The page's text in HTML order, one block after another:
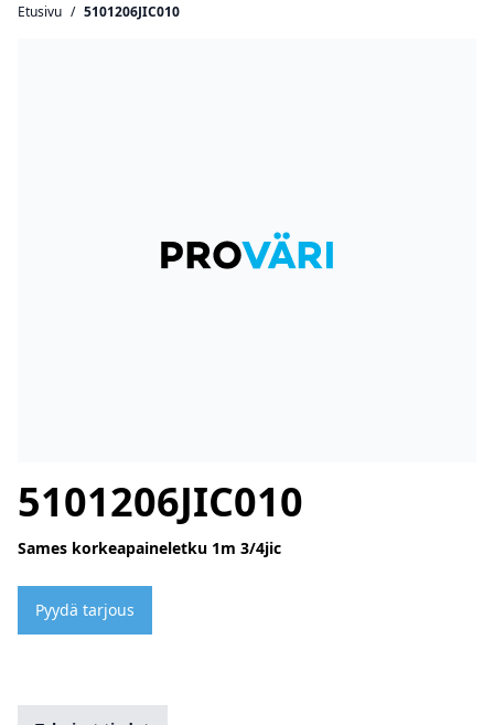
Etusivu / 5101206JIC010
5101206JIC010
Sames korkeapaineletku 1m 3/4jic
Pyydä tarjous